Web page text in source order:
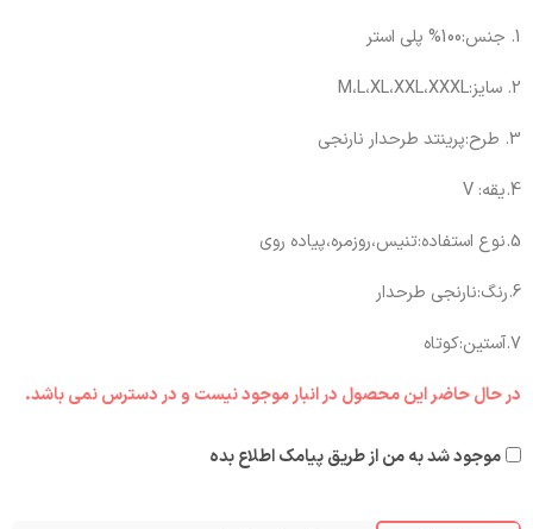
1. جنس:100% پلی استر
2. سایز:M،L،XL،XXL،XXXL
3. طرح:پرینتد طرحدار نارنجی
4.یقه: V
5.نوع استفاده:تنیس،روزمره،پیاده روی
6.رنگ:نارنجی طرحدار
7.آستین:کوتاه
در حال حاضر این محصول در انبار موجود نیست و در دسترس نمی باشد.
موجود شد به من از طریق پیامک اطلاع بده